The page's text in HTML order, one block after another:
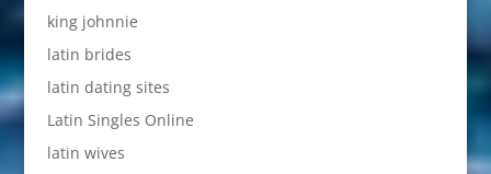
king johnnie
latin brides
latin dating sites
Latin Singles Online
latin wives